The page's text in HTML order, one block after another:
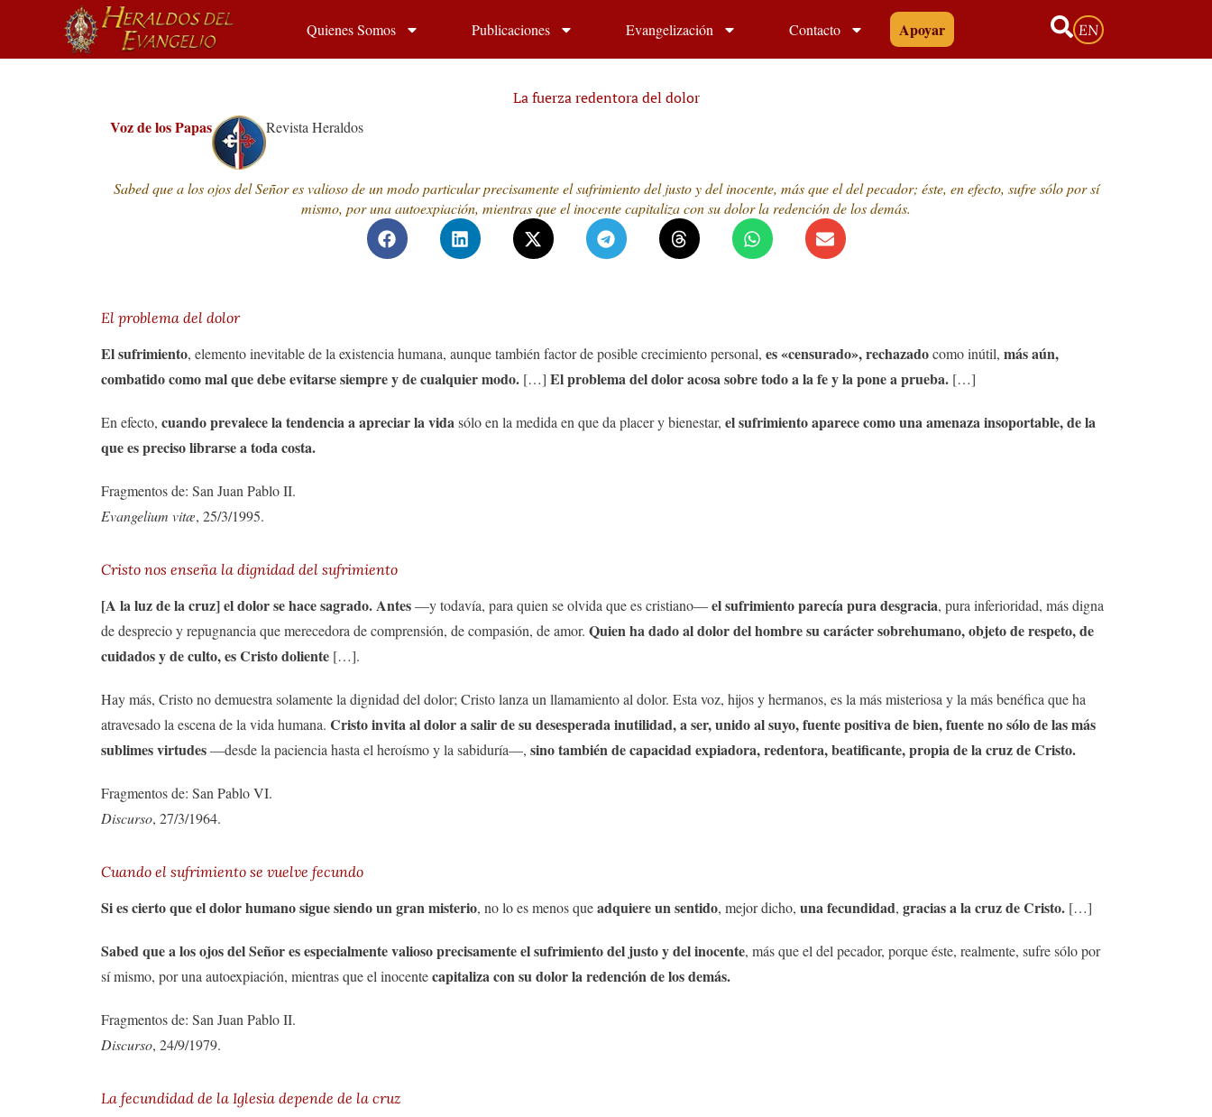
Quienes Somos Publicaciones Evangelización Contacto Apoyar EN
La fuerza redentora del dolor
Voz de los Papas Revista Heraldos
Sabed que a los ojos del Señor es valioso de un modo particular precisamente el sufrimiento del justo y del inocente, más que el del pecador; éste, en efecto, sufre sólo por sí
mismo, por una autoexpiación, mientras que el inocente capitaliza con su dolor la redención de los demás.
El problema del dolor
El sufrimiento, elemento inevitable de la existencia humana, aunque también factor de posible crecimiento personal, es «censurado», rechazadocomo inútil, más aún,
combatido como mal que debe evitarse siempre y de cualquier modo. […] El problema del dolor acosa sobre todo a la fe y la pone a prueba. […]
En efecto, cuando prevalece la tendencia a apreciar la vidasólo en la medida en que da placer y bienestar, el sufrimiento aparece como una amenaza insoportable, de la
que es preciso librarse a toda costa.
Fragmentos de: San Juan Pablo II.
Evangelium vitæ, 25/3/1995.
Cristo nos enseña la dignidad del sufrimiento
[A la luz de la cruz] el dolor se hace sagrado. Antes—y todavía, para quien se olvida que es cristiano—el sufrimiento parecía pura desgracia, pura inferioridad, más digna
de desprecio y repugnancia que merecedora de comprensión, de compasión, de amor. Quien ha dado al dolor del hombre su carácter sobrehumano, objeto de respeto, de
cuidados y de culto, es Cristo doliente […].
Hay más, Cristo no demuestra solamente la dignidad del dolor; Cristo lanza un llamamiento al dolor. Esta voz, hijos y hermanos, es la más misteriosa y la más benéfica que ha
atravesado la escena de la vida humana. Cristo invita al dolor a salir de su desesperada inutilidad, a ser, unido al suyo, fuente positiva de bien, fuente no sólo de las más
sublimes virtudes—desde la paciencia hasta el heroísmo y la sabiduría—, sino también de capacidad expiadora, redentora, beatificante, propia de la cruz de Cristo.
Fragmentos de: San Pablo VI.
Discurso, 27/3/1964.
Cuando el sufrimiento se vuelve fecundo
Si es cierto que el dolor humano sigue siendo un gran misterio, no lo es menos queadquiere un sentido, mejor dicho, una fecundidad, gracias a la cruz de Cristo. […]
Sabed que a los ojos del Señor es especialmente valioso precisamente el sufrimiento del justo y del inocente, más que el del pecador, porque éste, realmente, sufre sólo por
sí mismo, por una autoexpiación, mientras que el inocentecapitaliza con su dolor la redención de los demás.
Fragmentos de: San Juan Pablo II.
Discurso, 24/9/1979.
La fecundidad de la Iglesia depende de la cruz